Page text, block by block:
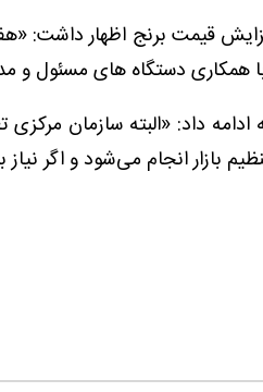
قیمت برنج اظهار داشت:
همکاری دستگاه‌ های مسئول و
ادامه داد: «البته سازمان
بازار انجام می‌شود و اگر